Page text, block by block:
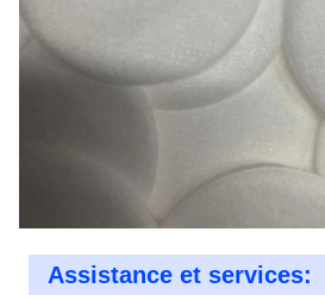
Assistance et services: